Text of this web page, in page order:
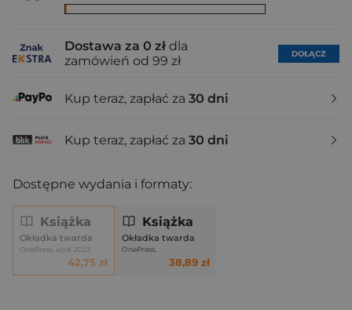
Dostawa za 0 zł dla
zamówień od 99 zł
DOŁĄCZ
Kup teraz, zapłać za 30 dni
Kup teraz, zapłać za 30 dni
Dostępne wydania i formaty:
Książka
Okładka twarda
OnePress, wyd. 2023
42,75 zł
Książka
Okładka twarda
OnePress,
38,89 zł